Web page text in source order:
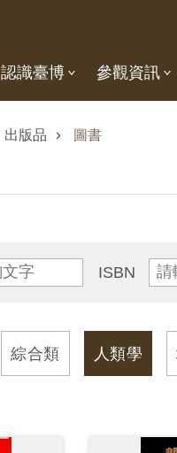
認識臺博 參觀資訊
出版品 圖書
ISBN
綜合類 人類學